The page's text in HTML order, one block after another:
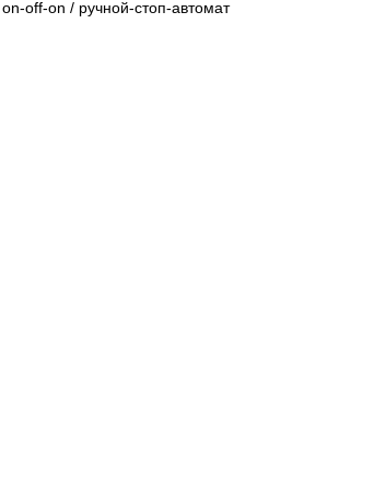
off-on / ручной-стоп-автомат